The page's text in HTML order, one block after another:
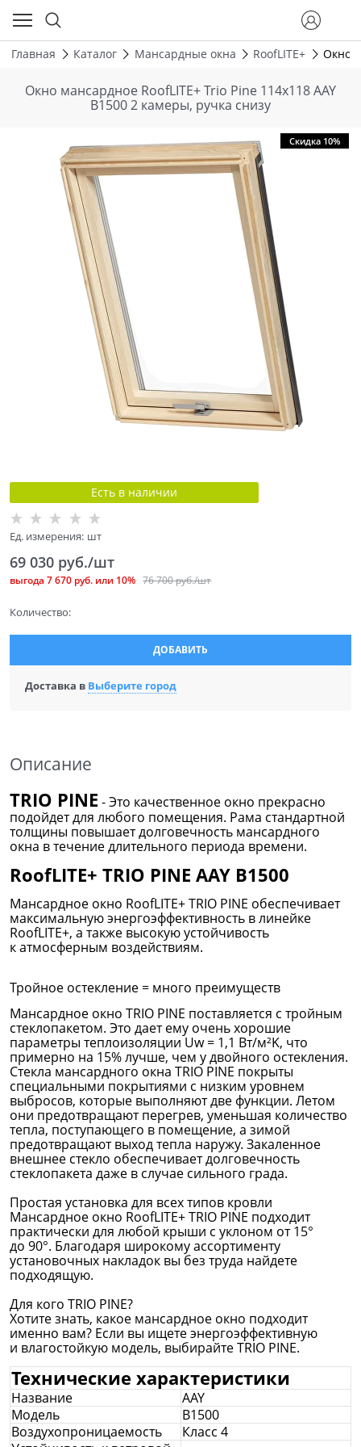
Главная Каталог Мансардные окна RoofLITE+ Окно
Окно мансардное RoofLITE+ Trio Pine 114х118 AAY
B1500 2 камеры, ручка снизу
Скидка 10%
Есть в наличии
Ед. измерения: шт
76 700 руб./шт
69 030 руб./шт
выгода 7 670 руб. или 10%
Количество:
ДОБАВИТЬ
Доставка в Выберите город
Описание
TRIO PINE - Это качественное окно прекрасно
подойдет для любого помещения. Рама стандартной
толщины повышает долговечность мансардного
окна в течение длительного периода времени.
RoofLITE+ TRIO PINE AAY B1500
Мансардное окно RoofLITE+ TRIO PINE обеспечивает
максимальную энергоэффективность в линейке
RoofLITE+, а также высокую устойчивость
к атмосферным воздействиям.
Тройное остекление = много преимуществ
Мансардное окно TRIO PINE поставляется с тройным
стеклопакетом. Это дает ему очень хорошие
параметры теплоизоляции Uw = 1,1 Вт/м²K, что
примерно на 15% лучше, чем у двойного остекления.
Стекла мансардного окна TRIO PINE покрыты
специальными покрытиями с низким уровнем
выбросов, которые выполняют две функции. Летом
они предотвращают перегрев, уменьшая количество
тепла, поступающего в помещение, а зимой
предотвращают выход тепла наружу. Закаленное
внешнее стекло обеспечивает долговечность
стеклопакета даже в случае сильного града.
Простая установка для всех типов кровли
Мансардное окно RoofLITE+ TRIO PINE подходит
практически для любой крыши с уклоном от 15°
до 90°. Благодаря широкому ассортименту
установочных накладок вы без труда найдете
подходящую.
Для кого TRIO PINE?
Хотите знать, какое мансардное окно подходит
именно вам? Если вы ищете энергоэффективную
и влагостойкую модель, выбирайте TRIO PINE.
Технические характеристики
Название
AAY
Модель
B1500
Воздухопроницаемость
Класс 4